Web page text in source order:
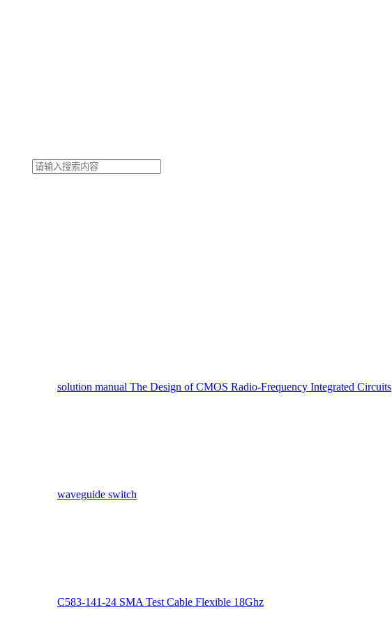
solution manual The Design of CMOS Radio-Frequency Integrated Circuits
waveguide switch
C583-141-24 SMA Test Cable Flexible 18Ghz